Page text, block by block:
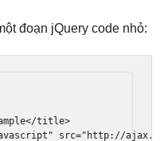
đoạn jQuery code nhỏ:
</title>
src="http://